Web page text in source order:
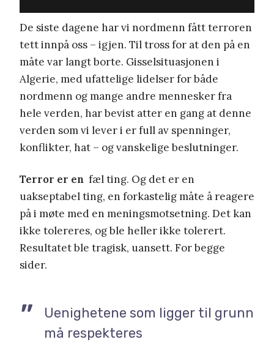
De siste dagene har vi nordmenn fått terroren
tett innpå oss – igjen. Til tross for at den på en
måte var langt borte. Gisselsituasjonen i
Algerie, med ufattelige lidelser for både
nordmenn og mange andre mennesker fra
hele verden, har bevist atter en gang at denne
verden som vi lever i er full av spenninger,
konflikter, hat – og vanskelige beslutninger.
Terror er en fæl ting. Og det er en
uakseptabel ting, en forkastelig måte å reagere
på i møte med en meningsmotsetning. Det kan
ikke tolereres, og ble heller ikke tolerert.
Resultatet ble tragisk, uansett. For begge
sider.
Uenighetene som ligger til grunn
må respekteres